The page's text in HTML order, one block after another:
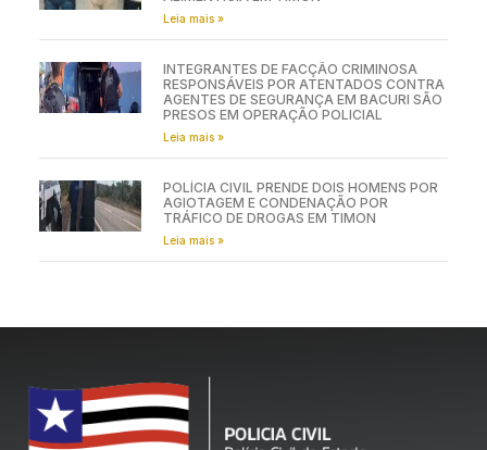
Leia mais »
INTEGRANTES DE FACÇÃO CRIMINOSA
RESPONSÁVEIS POR ATENTADOS CONTRA
AGENTES DE SEGURANÇA EM BACURI SÃO
PRESOS EM OPERAÇÃO POLICIAL
Leia mais »
POLÍCIA CIVIL PRENDE DOIS HOMENS POR
AGIOTAGEM E CONDENAÇÃO POR
TRÁFICO DE DROGAS EM TIMON
Leia mais »